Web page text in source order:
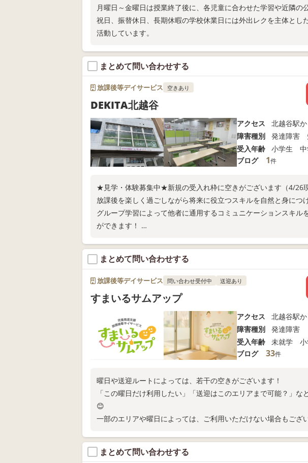
月曜日～金曜日は授業終了後に、各児童に合わせた学習や近隣の
祝日、振替休日、長期休暇の学校休業日には外出レクを主体とし
活動しています。
まとめて問い合わせする
放課後等デイサービス 空きあり
DEKITA北越谷
アクセス
北越谷駅
障害種別
発達障害
受入年齢
小学生
ブログ
1件
★見学・体験募集中★新規の受入れ枠に空きがございます（4/26
放課後を楽しく過ごしながら将来に役立つスキルを自然と身につ
グループ学習によって他者に通用するコミュニケーションスキル
ができます！
まとめて問い合わせする
放課後等デイサービス 問い合わせ受付中 送迎あり
すまいるサムアップ
アクセス
北越谷駅
障害種別
発達障害
受入年齢
未就学 小
ブログ
33件
曜日や送迎ルートによっては、若干の空きがございます！
「この曜日だけ利用したい」「送迎はこのエリアまで可能？」
😊
一部のエリアや曜日によっては、ご利用いただけない場合もござ
まとめて問い合わせする